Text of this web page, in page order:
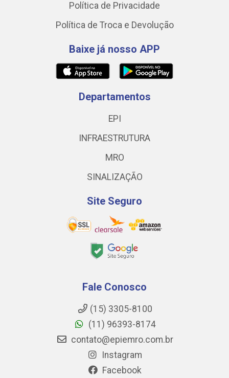
Política de Privacidade
Política de Troca e Devolução
Baixe já nosso APP
Departamentos
EPI
INFRAESTRUTURA
MRO
SINALIZAÇÃO
Site Seguro
Fale Conosco
(15) 3305-8100
(11) 96393-8174
contato@epiemro.com.br
Instagram
Facebook